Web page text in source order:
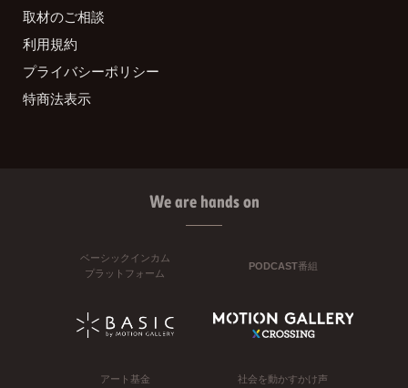
取材のご相談
利用規約
プライバシーポリシー
特商法表示
We are hands on
ベーシックインカム
プラットフォーム
PODCAST番組
アート基金 社会を動かすかけ声